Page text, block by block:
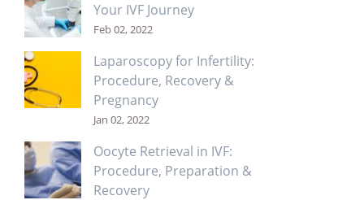
Your IVF Journey
Feb 02, 2022
Laparoscopy for Infertility:
Procedure, Recovery &
Pregnancy
Jan 02, 2022
Oocyte Retrieval in IVF:
Procedure, Preparation &
Recovery